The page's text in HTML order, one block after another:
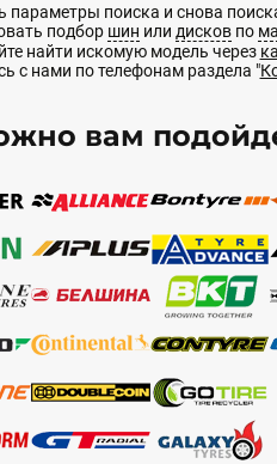
параметры поиска и снова
подбор шин или дисковпо
найти искомую модель через
с нами по телефонам раздела "
вам